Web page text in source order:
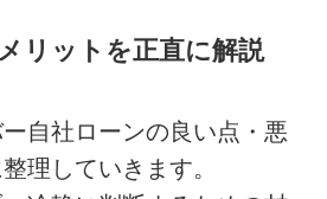
リットを正直に解説
自社ローンの良い点・悪
理していきます。